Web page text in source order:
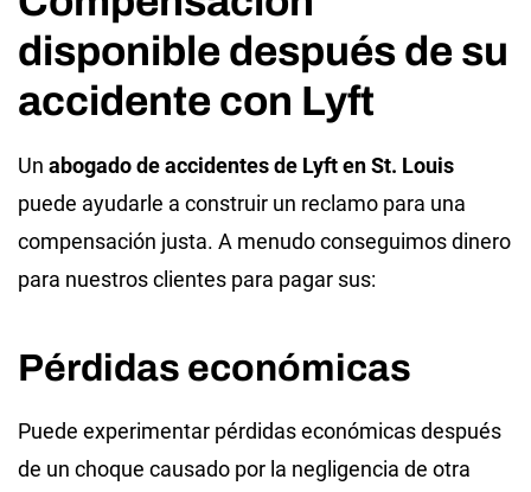
disponible después de su
accidente con Lyft
Un abogado de accidentes de Lyft en St. Louis
puede ayudarle a construir un reclamo para una
compensación justa. A menudo conseguimos dinero
para nuestros clientes para pagar sus:
Pérdidas económicas
Puede experimentar pérdidas económicas después
de un choque causado por la negligencia de otra